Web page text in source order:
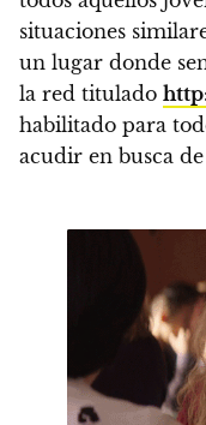
situaciones
un lugar donde
la red titulado
habilitado para
acudir en busca